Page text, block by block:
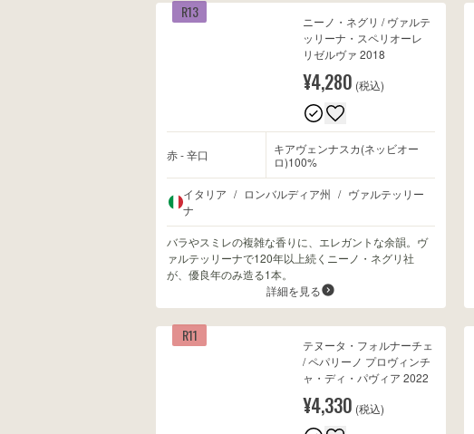
R13
ニーノ・ネグリ / ヴァルテ
ッリーナ・スペリオーレ
リゼルヴァ 2018
¥4,280 (税込)
赤 - 辛口
キアヴェンナスカ(ネッビオー
ロ)100%
イタリア / ロンバルディア州 / ヴァルテッリー
ナ
バラやスミレの複雑な香りに、エレガントな余韻。ヴ
ァルテッリーナで120年以上続くニーノ・ネグリ社
が、優良年のみ造る1本。
詳細を見る
R11
テヌータ・フォルナーチェ
/ ペパリーノ プロヴィンチ
ャ・ディ・パヴィア 2022
¥4,330 (税込)